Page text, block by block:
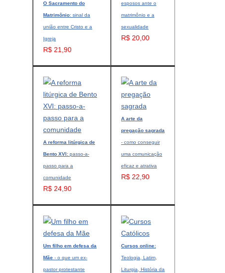
O Sacramento do
Matrimônio: sinal da
união entre Cristo e a
Igreja
R$ 21,90
esposos ante o
matrimônio e a
sexualidade
R$ 20,00
A reforma litúrgica de
Bento XVI: passo-a-
passo para a
comunidade
R$ 24,90
A arte da
pregação sagrada
- como conseguir
uma comunicação
eficaz e atrativa
R$ 22,90
Um filho em defesa da
Mãe - o que um ex-
pastor protestante
Cursos online:
Teologia, Latim,
Liturgia, História da